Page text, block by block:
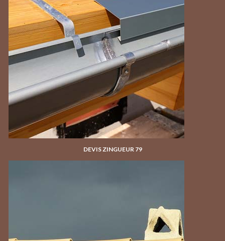
DEVIS ZINGUEUR 79